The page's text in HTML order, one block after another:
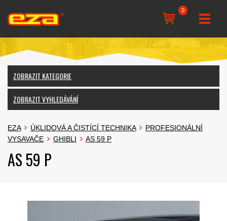
0
ZOBRAZIT KATEGORIE
ZOBRAZIT VYHLEDÁVÁNÍ
EZA ÚKLIDOVÁ A ČISTÍCÍ TECHNIKA
PROFESIONÁLNÍ
VYSAVAČE
GHIBLI AS 59 P
AS 59 P